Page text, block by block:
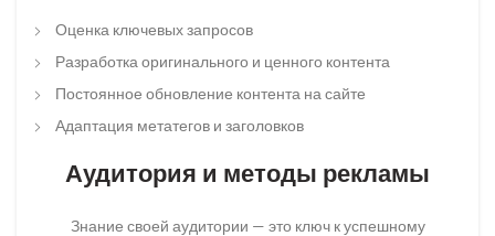
Оценка ключевых запросов
Разработка оригинального и ценного контента
Постоянное обновление контента на сайте
Адаптация метатегов и заголовков
Аудитория и методы рекламы
Знание своей аудитории — это ключ к успешному